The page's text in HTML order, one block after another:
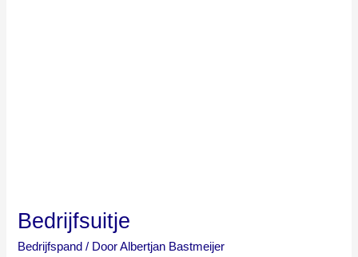
Bedrijfsuitje
Bedrijfspand / DoorAlbertjan Bastmeijer